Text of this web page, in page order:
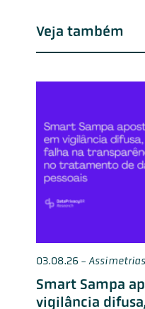
Veja também
03.08.26 -
Smart Sampa
vigilância